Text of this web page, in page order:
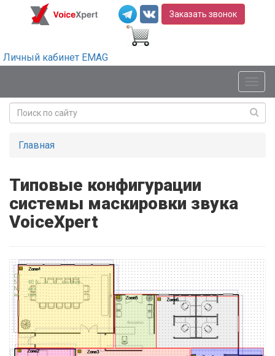
Заказать звонок
Личный кабинет EMAG
Главная
Типовые конфигурации
системы маскировки звука
VoiceXpert